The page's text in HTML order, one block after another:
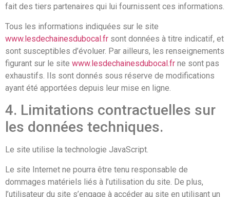
fait des tiers partenaires qui lui fournissent ces informations.
Tous les informations indiquées sur le site
www.lesdechainesdubocal.fr sont données à titre indicatif, et
sont susceptibles d’évoluer. Par ailleurs, les renseignements
figurant sur le site www.lesdechainesdubocal.fr ne sont pas
exhaustifs. Ils sont donnés sous réserve de modifications
ayant été apportées depuis leur mise en ligne.
4. Limitations contractuelles sur
les données techniques.
Le site utilise la technologie JavaScript.
Le site Internet ne pourra être tenu responsable de
dommages matériels liés à l’utilisation du site. De plus,
l’utilisateur du site s’engage à accéder au site en utilisant un